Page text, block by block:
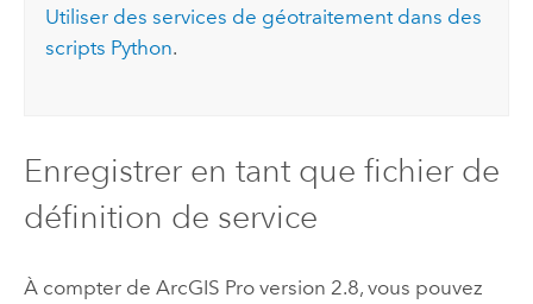
Utiliser des services de géotraitement dans des
scripts Python.
Enregistrer en tant que fichier de
définition de service
À compter de ArcGIS Proversion 2.8, vous pouvez